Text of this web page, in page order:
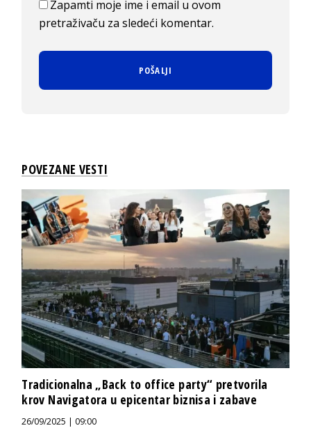
Zapamti moje ime i email u ovom
pretraživaču za sledeći komentar.
POVEZANE VESTI
Tradicionalna „Back to office party“ pretvorila
krov Navigatora u epicentar biznisa i zabave
26/09/2025 | 09:00